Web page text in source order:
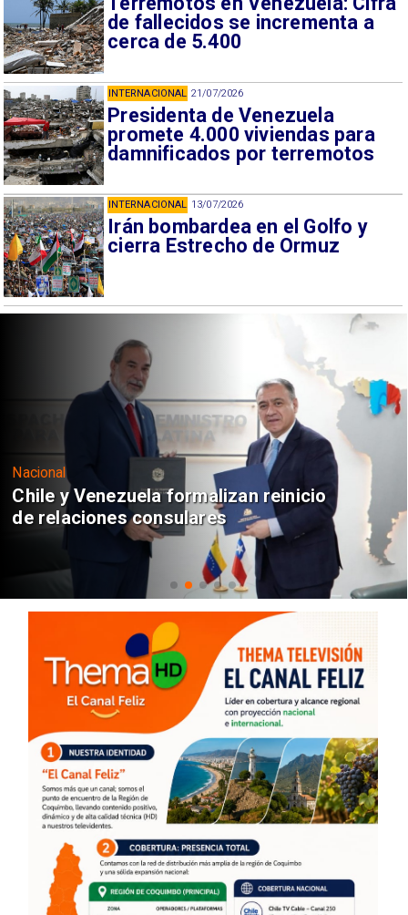
de fallecidos se incrementa a
cerca de 5.400
21/07/2026
Presidenta de Venezuela
promete 4.000 viviendas para
damnificados por terremotos
INTERNACIONAL
13/07/2026
Irán bombardea en el Golfo y
cierra Estrecho de Ormuz
INTERNACIONAL
Nacional
Chile y Venezuela formalizan reinicio
de relaciones consulares